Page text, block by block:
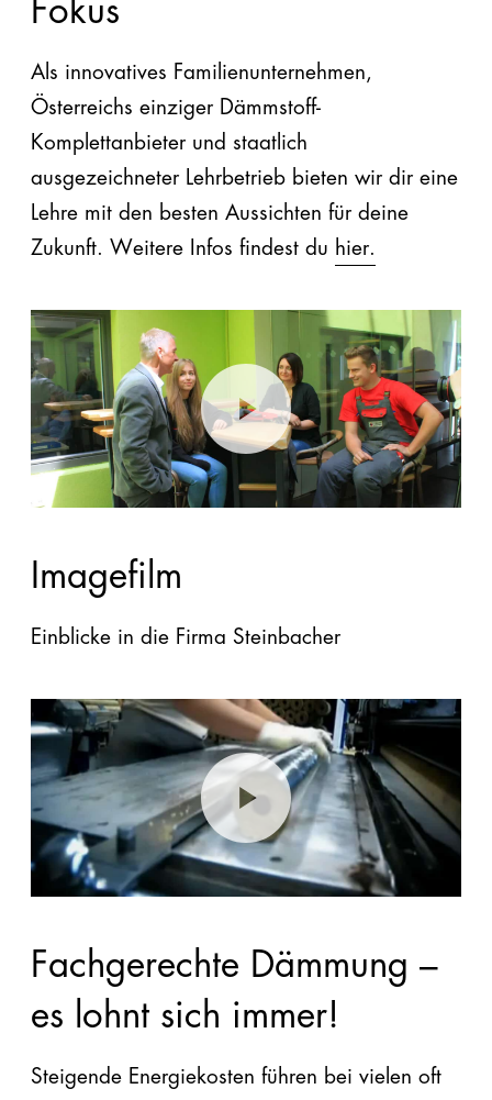
Fokus
Als innovatives Familienunternehmen,
Österreichs einziger Dämmstoff-
Komplettanbieter und staatlich
ausgezeichneter Lehrbetrieb bieten wir dir eine
Lehre mit den besten Aussichten für deine
Zukunft. Weitere Infos findest du hier.
Imagefilm
Einblicke in die Firma Steinbacher
Fachgerechte Dämmung –
es lohnt sich immer!
Steigende Energiekosten führen bei vielen oft